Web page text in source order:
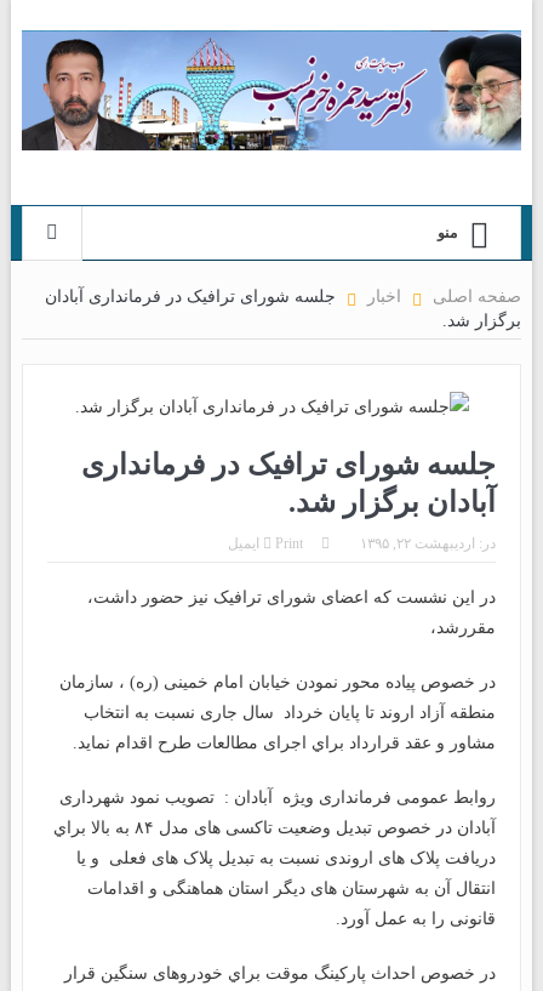
منو
صفحه اصلی اخبار
جلسه شورای ترافیک در فرمانداری آبادان
برگزار شد.
جلسه شورای ترافیک در فرمانداری
آبادان برگزار شد.
در: اردیبهشت ۲۲, ۱۳۹۵ Print ایمیل
در این نشست که اعضای شورای ترافیک نیز حضور داشت،
مقررشد،
در خصوص پیاده محور نمودن خیابان امام خمینی (ره) ، سازمان
منطقه آزاد اروند تا پایان خرداد سال جاری نسبت به انتخاب
مشاور و عقد قرارداد براي اجرای مطالعات طرح اقدام نمايد.
روابط عمومی فرمانداری ویژه آبادان : تصويب نمود شهرداری
آبادان در خصوص تبدیل وضعیت تاکسی های مدل ۸۴ به بالا براي
دریافت پلاک های اروندی نسبت به تبدیل پلاک های فعلی و یا
انتقال آن به شهرستان های دیگر استان هماهنگی و اقدامات
قانونی را به عمل آورد.
در خصوص احداث پارکینگ موقت براي خودروهای سنگین قرار